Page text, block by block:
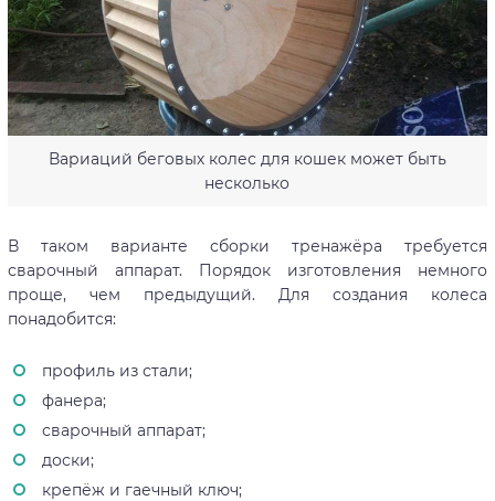
Вариаций беговых колес для кошек может быть
несколько
В таком варианте сборки тренажёра требуется
сварочный аппарат. Порядок изготовления немного
проще, чем предыдущий. Для создания колеса
понадобится:
профиль из стали;
фанера;
сварочный аппарат;
доски;
крепёж и гаечный ключ;